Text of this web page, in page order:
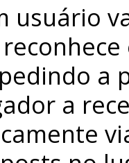
usuário
a
a